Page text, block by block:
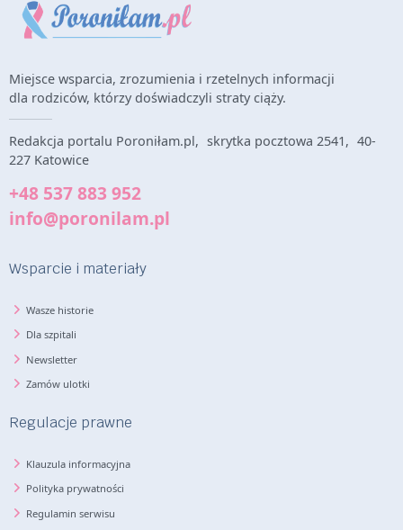
Miejsce wsparcia, zrozumienia i rzetelnych informacji
dla rodziców, którzy doświadczyli straty ciąży.
Redakcja portalu Poroniłam.pl, skrytka pocztowa 2541, 40-
227 Katowice
+48 537 883 952
info@poronilam.pl
Wsparcie i materiały
Wasze historie
Dla szpitali
Newsletter
Zamów ulotki
Regulacje prawne
Klauzula informacyjna
Polityka prywatności
Regulamin serwisu